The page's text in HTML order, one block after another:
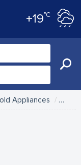
+19°C
Appliances Used